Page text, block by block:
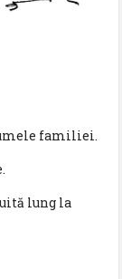
familiei.
lung la